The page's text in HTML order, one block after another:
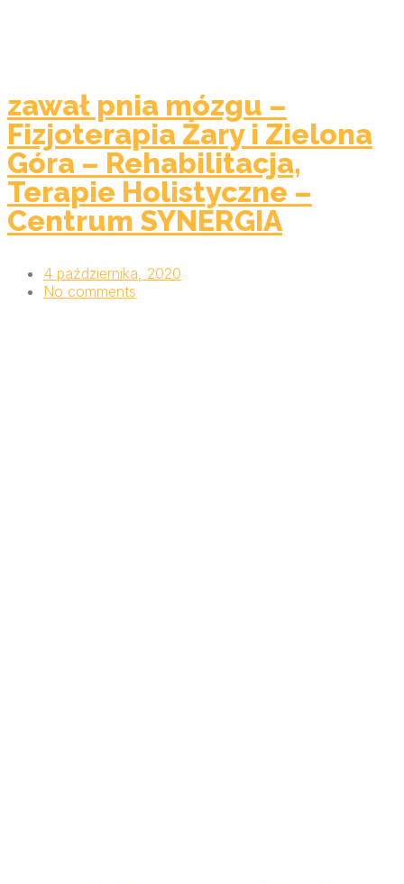
zawał pnia mózgu –
Fizjoterapia Żary i Zielona
Góra – Rehabilitacja,
Terapie Holistyczne –
Centrum SYNERGIA
4 października, 2020
No comments